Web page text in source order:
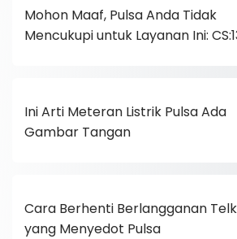
Mohon Maaf, Pulsa Anda Tidak
Mencukupi untuk Layanan Ini:
Ini Arti Meteran Listrik Pulsa Ada
Gambar Tangan
Cara Berhenti Berlangganan
yang Menyedot Pulsa